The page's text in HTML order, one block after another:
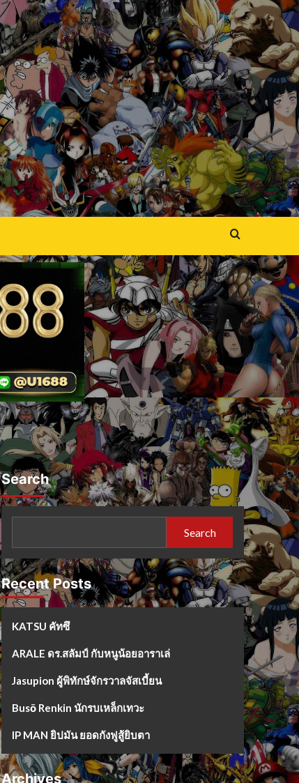
Search
Search
Recent Posts
KATSU คัทซึ
ARALE ดร.สลัมป์ กับหนูน้อยอาราเล่
Jasupion ผู้พิทักษ์จักรวาลจัสเบี้ยน
Busō Renkin นักรบเหล็กเทวะ
IP MAN ยิปมัน ยอดกังฟูสู้ยิบตา
Archives